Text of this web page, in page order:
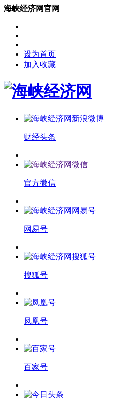
海峡经济网官网
设为首页
加入收藏
财经头条
官方微信
网易号
搜狐号
凤凰号
百家号